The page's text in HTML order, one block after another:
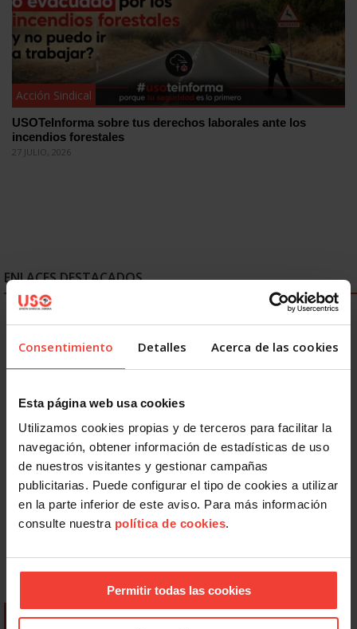
Consentimiento Detalles Acerca de las cookies
Esta página web usa cookies
Utilizamos cookies propias y de terceros para facilitar la
navegación, obtener información de estadísticas de uso
de nuestros visitantes y gestionar campañas
publicitarias. Puede configurar el tipo de cookies a utilizar
en la parte inferior de este aviso. Para más información
consulte nuestra política de cookies.
Permitir todas las cookies
Acción Sindical
USOTeInforma sobre tus derechos laborales ante los
incendios forestales
27 JULIO, 2026
ENLACES DESTACADOS